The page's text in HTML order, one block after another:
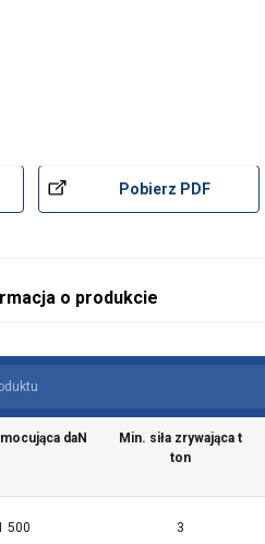
Pobierz PDF
o produkcie
daN
Min. siła zrywająca t
ton
500 3